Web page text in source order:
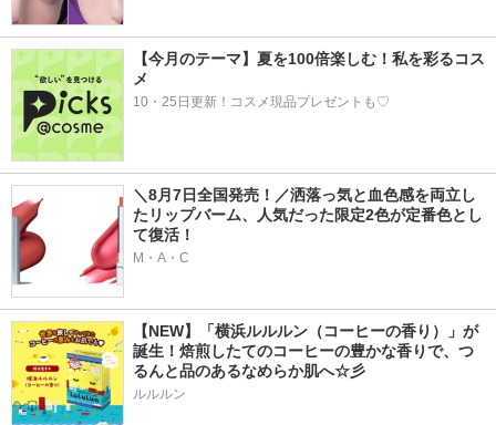
【今月のテーマ】夏を100倍楽しむ！私を彩るコス
メ
10・25日更新！コスメ現品プレゼントも♡
＼8月7日全国発売！／洒落っ気と血色感を両立し
たリップバーム、人気だった限定2色が定番色とし
て復活！
M・A・C
【NEW】「横浜ルルルン（コーヒーの香り）」が
誕生！焙煎したてのコーヒーの豊かな香りで、つ
るんと品のあるなめらか肌へ☆彡
ルルルン